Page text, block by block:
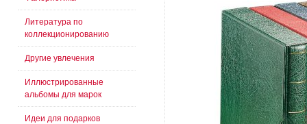
Литература по
коллекционированию
Другие увлечения
Иллюстрированные
альбомы для марок
Идеи для подарков